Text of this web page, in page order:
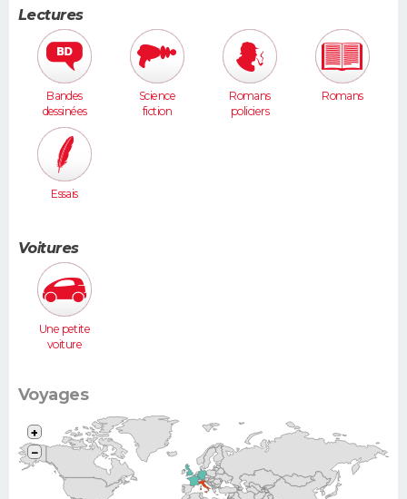
Lectures
Bandes
dessinées
Science
fiction
Romans
policiers
Romans
Essais
Voitures
Une petite
voiture
Voyages
+
−